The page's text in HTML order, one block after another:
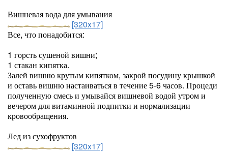
Вишневая вода для умывания
[320x17]
Все, что понадобится:
1 горсть сушеной вишни;
1 стакан кипятка.
Залей вишню крутым кипятком, закрой посудину крышкой
и оставь вишню настаиваться в течение 5-6 часов. Процеди
полученную смесь и умывайся вишневой водой утром и
вечером для витаминной подпитки и нормализации
кровообращения.
Лед из сухофруктов
[320x17]